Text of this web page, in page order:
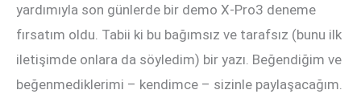
yardımıyla son günlerde bir demo X-Pro3 deneme
fırsatım oldu. Tabii ki bu bağımsız ve tarafsız (bunu ilk
iletişimde onlara da söyledim) bir yazı. Beğendiğim ve
beğenmediklerimi – kendimce – sizinle paylaşacağım.